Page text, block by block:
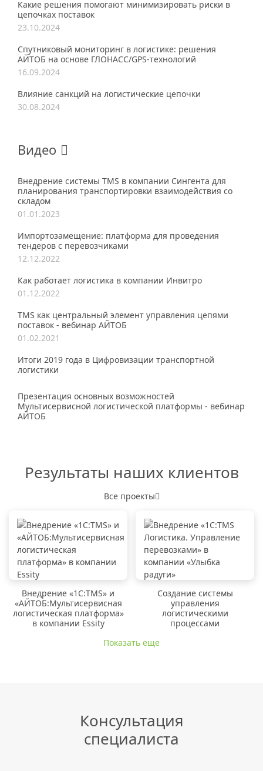
Какие решения помогают минимизировать риски в
цепочках поставок
23.10.2024
Спутниковый мониторинг в логистике: решения
АЙТОБ на основе ГЛОНАСС/GPS-технологий
16.09.2024
Влияние санкций на логистические цепочки
30.08.2024
Видео
Внедрение системы TMS в компании Сингента для
планирования транспортировки взаимодействия со
складом
01.01.2023
Импортозамещение: платформа для проведения
тендеров с перевозчиками
12.12.2022
Как работает логистика в компании Инвитро
01.12.2022
TMS как центральный элемент управления цепями
поставок - вебинар АЙТОБ
01.02.2021
Итоги 2019 года в Цифровизации транспортной
логистики
Презентация основных возможностей
Мультисервисной логистической платформы - вебинар
АЙТОБ
Результаты наших клиентов
Все проекты
Внедрение «1C:TMS» и
«АЙТОБ:Мультисервисная
логистическая платформа»
в компании Essity
Создание системы
управления
логистическими
процессами
Показать еще
Консультация
специалиста